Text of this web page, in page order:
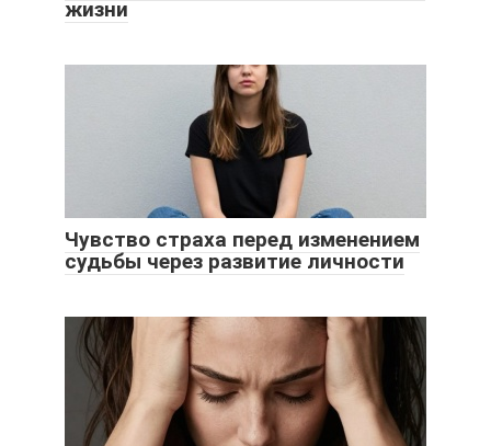
жизни
Чувство страха перед изменением
судьбы через развитие личности